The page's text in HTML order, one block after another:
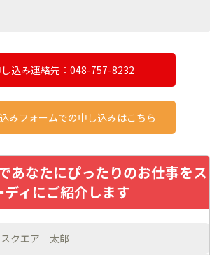
込み連絡先：048-757-8232
みフォームでの申し込みはこちら
あなたにぴったりのお仕事をス
ディにご紹介します